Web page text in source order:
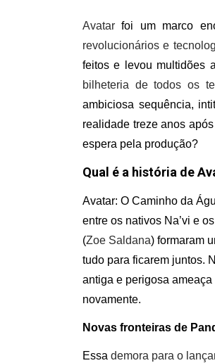
Avatar foi um marco
revolucionários e
feitos e levou multidões
bilheteria de todos os
ambiciosa sequência,
realidade treze anos
espera pela produção?
Qual é a história de
Avatar: O Caminho da
entre os nativos Na’vi e
(Zoe Saldana) formaram
tudo para ficarem juntos.
antiga e perigosa
novamente.
Novas fronteiras de
Essa demora para o